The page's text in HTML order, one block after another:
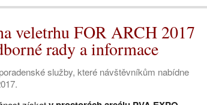
veletrhu FOR ARCH 2017
rady a informace
služby, které návštěvníkům nabídne